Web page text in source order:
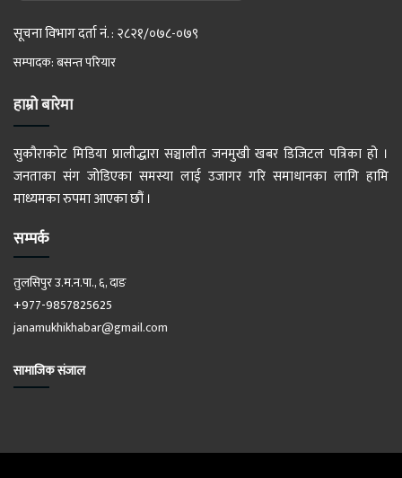
सूचना विभाग दर्ता नं. : २८२१/०७८-०७९
सम्पादक: बसन्त परियार
हाम्रो बारेमा
सुकौराकोट मिडिया प्रालीद्धारा सञ्चालीत जनमुखी खबर डिजिटल पत्रिका हो ।
जनताका संग जोडिएका समस्या लाई उजागर गरि समाधानका लागि हामि
माध्यमका रुपमा आएका छौं ।
सम्पर्क
तुलसिपुर उ.म.न.पा., ६, दाङ
+977-9857825625
janamukhikhabar@gmail.com
सामाजिक संजाल